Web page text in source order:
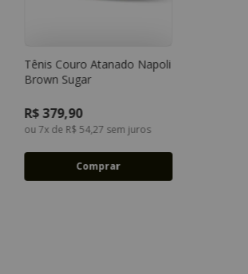
34
Tênis Couro Atanado Napoli
Brown Sugar
R$ 379,90
ou7x de R$ 54,27 sem juros
Comprar